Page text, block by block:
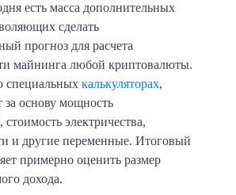
есть масса дополнительных
сделать
прогноз для расчета
майнинга любой криптовалюты.
калькуляторах,
за основу мощность
стоимость электричества,
и другие переменные. Итоговый
примерно оценить размер
дохода.